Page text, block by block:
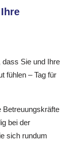
dass Sie und Ihre
fühlen – Tag für
Betreuungskräfte
bei der
sich rundum